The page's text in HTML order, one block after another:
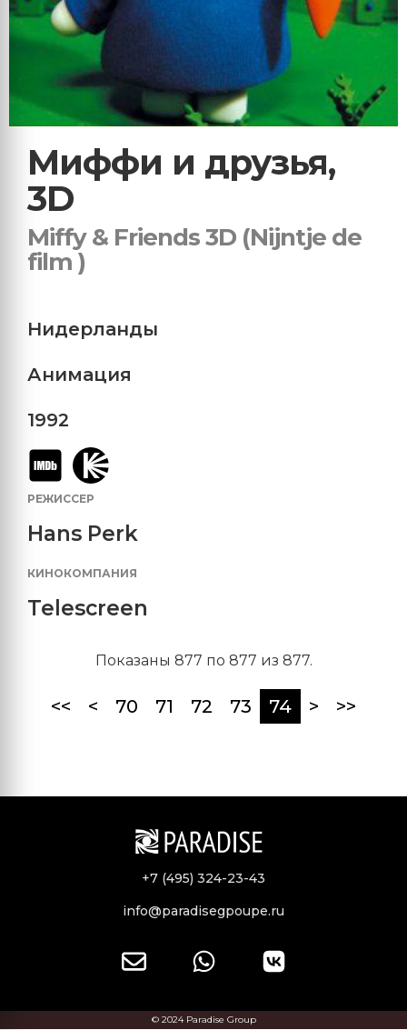
Миффи и друзья,
3D
Miffy & Friends 3D (Nijntje de
film )
Нидерланды
Анимация
1992
РЕЖИССЕР
Hans Perk
КИНОКОМПАНИЯ
Telescreen
Показаны 877 по 877 из 877.
<< < 70 71 72 73 74(current)
> >>
+7 (495) 324-23-43
info@paradisegpoupe.ru
© 2024 Paradise Group